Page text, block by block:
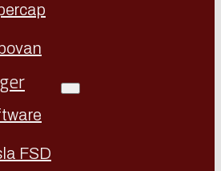
FSD